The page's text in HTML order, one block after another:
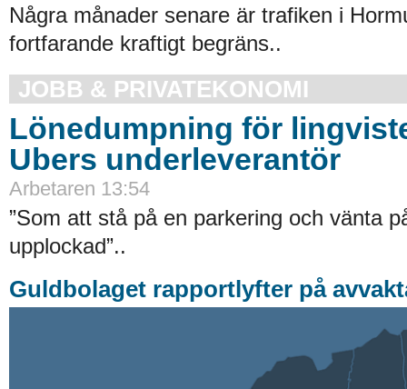
Några månader senare är trafiken i
fortfarande kraftigt begräns..
JOBB & PRIVATEKONOMI
Lönedumpning för
Ubers underleverantör
Arbetaren 13:54
”Som att stå på en parkering och vänta
upplockad”..
Guldbolaget rapportlyfter på